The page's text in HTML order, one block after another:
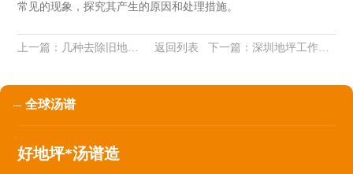
常见的现象，探究其产生的原因和处理措施。
上一篇： 几种去除旧地坪漆膜的有效方法及技术 返回列表 下一篇：深圳地坪工作程商耐磨地坪漆施工工艺介绍
全球汤谱
好地坪*汤谱造